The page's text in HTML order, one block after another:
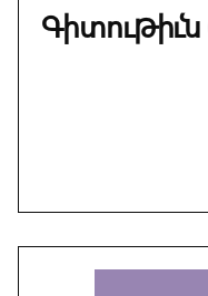
Գիտութիւն